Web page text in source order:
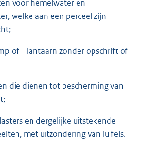
voor hemelwater en
welke aan een perceel zijn
of - lantaarn zonder opschrift of
die dienen tot bescherming van
en dergelijke uitstekende
met uitzondering van luifels.